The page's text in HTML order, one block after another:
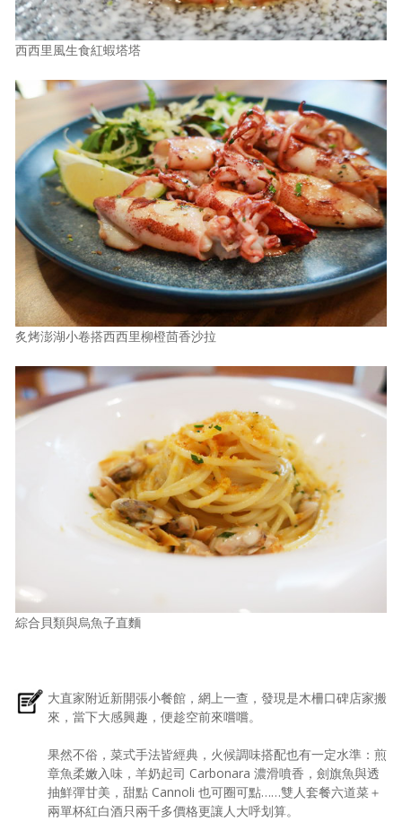
西西里風生食紅蝦塔塔
炙烤澎湖小卷搭西西里柳橙茴香沙拉
綜合貝類與烏魚子直麵
大直家附近新開張小餐館，網上一查，發現是木柵口碑店家搬
來，當下大感興趣，便趁空前來嚐嚐。
果然不俗，菜式手法皆經典，火候調味搭配也有一定水準：煎
章魚柔嫩入味，羊奶起司 Carbonara 濃滑噴香，劍旗魚與透
抽鮮彈甘美，甜點 Cannoli 也可圈可點……雙人套餐六道菜＋
兩單杯紅白酒只兩千多價格更讓人大呼划算。